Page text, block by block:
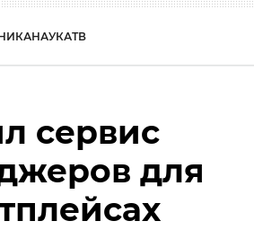
НАУКАТВ
сервис
для